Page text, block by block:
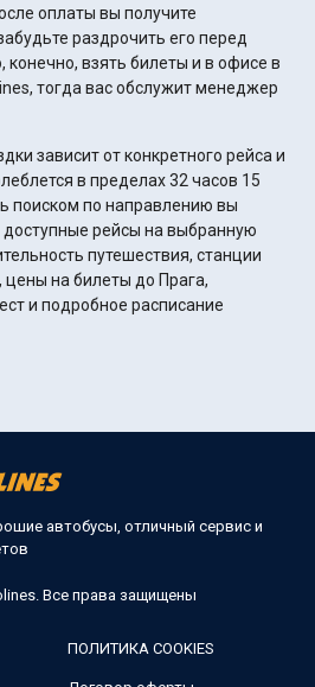
раздрочить его перед
взять билеты и в офисе в
тогда вас обслужит менеджер
зависит от конкретного рейса и
в пределах 32 часов 15
рейсы на выбранную
путешествия, станции
на билеты до Прага,
и подробное расписание
автобусы, отличный сервис и
Все права защищены
ПОЛИТИКА COOKIES